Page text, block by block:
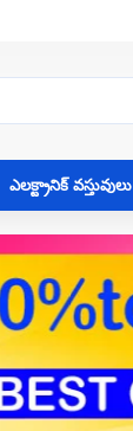
ఎలక్ట్రానిక్ వస్తువులు